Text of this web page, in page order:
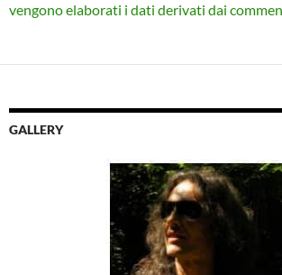
vengono elaborati i dati derivati dai
GALLERY